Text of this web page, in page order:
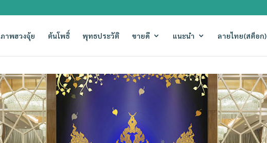
ภาพฮวงจุ้ย ต้นโพธิ์ พุทธประวัติ ขายดี แนะนำ ลายไทย(สต็อก)